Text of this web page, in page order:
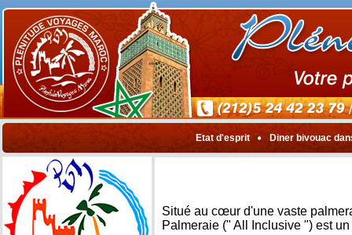
Etat d'esprit Diner bivouac
Situé au cœur d'une vaste
Palmeraie (" All Inclusive ") est